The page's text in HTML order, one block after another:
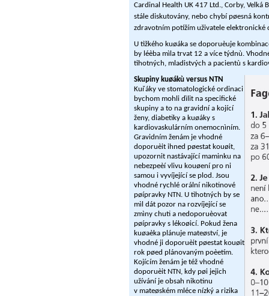
Cardinal Health UK 417 Ltd., Corby,
stále diskutovány, nebo chybí pøesná
zdravotním potížím uživatele elektronické
U tìžkého kuøáka se doporuèuje
by léèba mìla trvat 12 a více týdnù.
tìhotných, mladistvých a pacientù s
Skupiny kuøákù versus NTN
Kuřáky ve stomatologické ordinaci
bychom mohli dìlit na specifické
skupiny a to na gravidní a kojící
ženy, diabetiky a kuøáky s
kardiovaskulárním onemocnìním.
Gravidním ženám je vhodné
doporuèit ihned pøestat kouøit,
upozornit nastávající maminku na
nebezpeèí vlivu kouøení pro ni
samou i vyvíjející se plod. Jsou
vhodné rychlé orální nikotinové
pøípravky NTN. U tìhotných by se
mìl dát pozor na rozvíjející se
zmìny chuti a nedoporuèovat
pøípravky s lékoøicí. Pokud žena
kuøaèka plánuje mateøství, je
vhodné ji doporuèit pøestat kouøit
rok pøed plánovaným poèetím.
Kojícím ženám je též vhodné
doporuèit NTN, kdy pøi jejich
užívání je obsah nikotinu
v mateøském mléce nízký a rizika